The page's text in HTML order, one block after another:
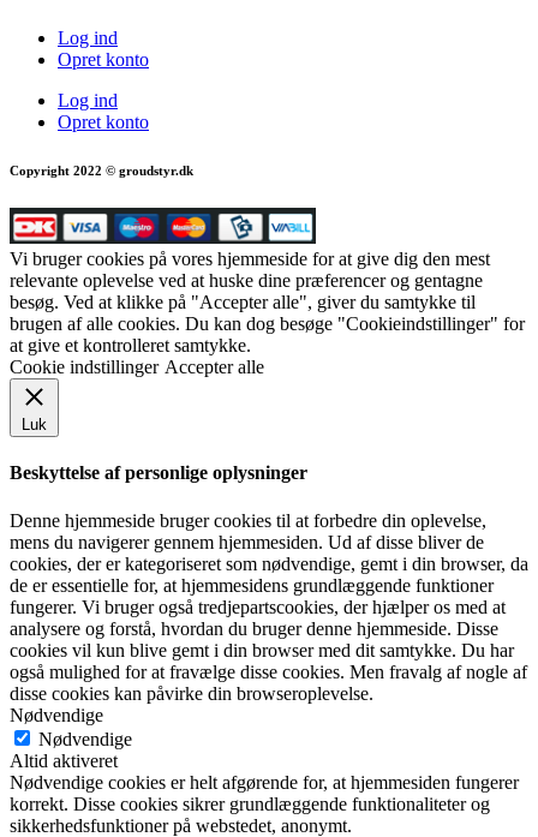
Log ind
Opret konto
Log ind
Opret konto
Copyright 2022 © groudstyr.dk
Vi bruger cookies på vores hjemmeside for at give dig den mest
relevante oplevelse ved at huske dine præferencer og gentagne
besøg. Ved at klikke på "Accepter alle", giver du samtykke til
brugen af alle cookies. Du kan dog besøge "Cookieindstillinger" for
at give et kontrolleret samtykke.
Cookie indstillinger Accepter alle
Luk
Beskyttelse af personlige oplysninger
Denne hjemmeside bruger cookies til at forbedre din oplevelse,
mens du navigerer gennem hjemmesiden. Ud af disse bliver de
cookies, der er kategoriseret som nødvendige, gemt i din browser, da
de er essentielle for, at hjemmesidens grundlæggende funktioner
fungerer. Vi bruger også tredjepartscookies, der hjælper os med at
analysere og forstå, hvordan du bruger denne hjemmeside. Disse
cookies vil kun blive gemt i din browser med dit samtykke. Du har
også mulighed for at fravælge disse cookies. Men fravalg af nogle af
disse cookies kan påvirke din browseroplevelse.
Nødvendige
Nødvendige
Altid aktiveret
Nødvendige cookies er helt afgørende for, at hjemmesiden fungerer
korrekt. Disse cookies sikrer grundlæggende funktionaliteter og
sikkerhedsfunktioner på webstedet, anonymt.